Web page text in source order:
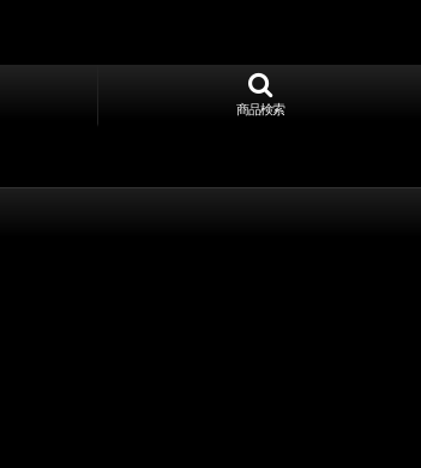
商品検索